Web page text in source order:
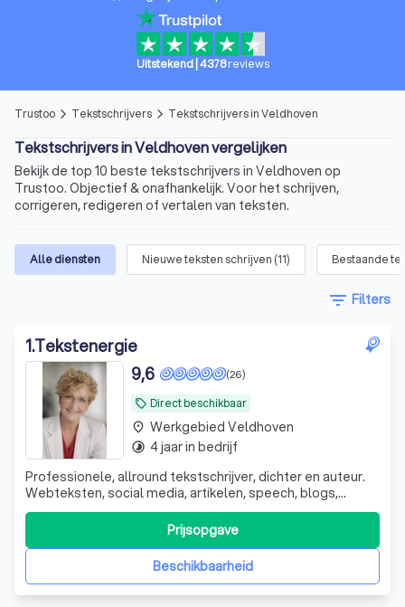
Uitstekend| 4378 reviews
Trustoo arrow_forward_ios Tekstschrijvers arrow_forward_ios Tekstschrijvers in Veldhoven
Tekstschrijvers in Veldhoven vergelijken
Bekijk de top 10 beste tekstschrijvers in Veldhoven op
Trustoo. Objectief & onafhankelijk. Voor het schrijven,
corrigeren, redigeren of vertalen van teksten.
Alle diensten Nieuwe teksten schrijven (11) Bestaande
filter_list Filters
1.Tekstenergie
local_offer Direct beschikbaar
(26)
9,6
Professionele, allround tekstschrijver, dichter en auteur.
Webteksten, social media, artikelen, speech, blogs,
columns, nieuwsbrieven etc. Ervaring en samenwerking
Beschikbaarheid
Prijsopgave
place Werkgebied Veldhoven
timelapse 4 jaar in bedrijf